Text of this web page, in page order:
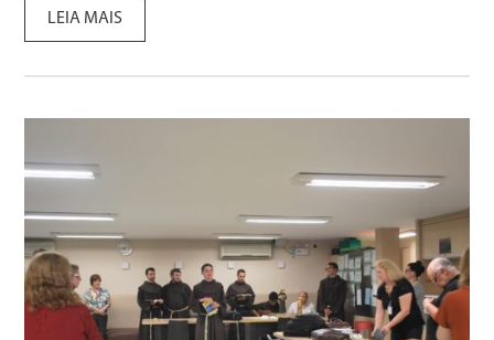
LEIA MAIS